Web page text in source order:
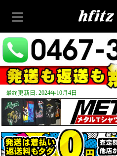
最終更新日: 2024年10月4日